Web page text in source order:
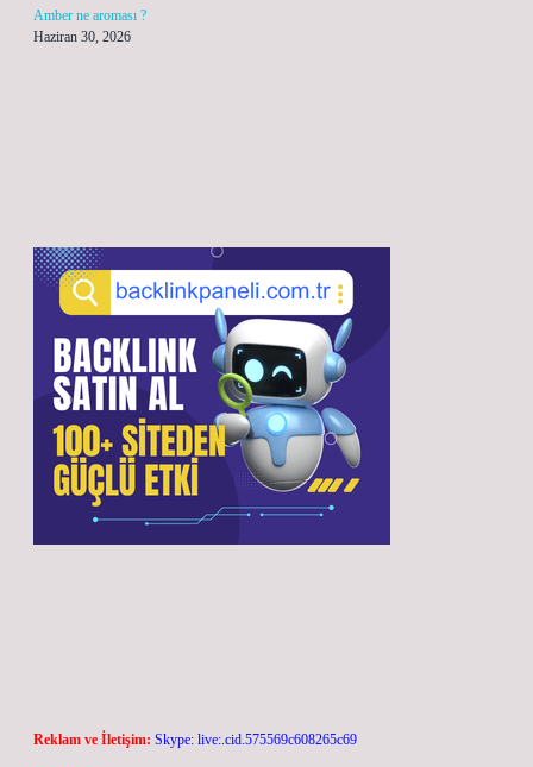
Amber ne aroması ?
Haziran 30, 2026
Reklam ve İletişim: Skype: live:.cid.575569c608265c69